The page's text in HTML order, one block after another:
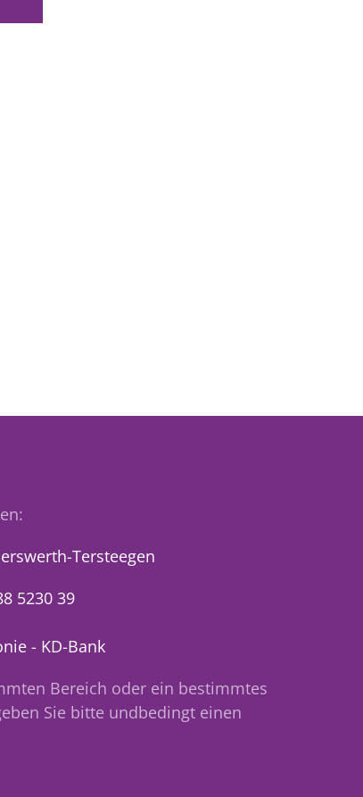
Tersteegen
5230 39
- KD-Bank
Bereich oder ein bestimmtes
Sie bitte undbedingt einen